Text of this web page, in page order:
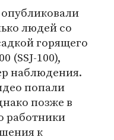
людей со
горящего
(SSJ-100),
наблюдения.
попали
позже в
работники
к